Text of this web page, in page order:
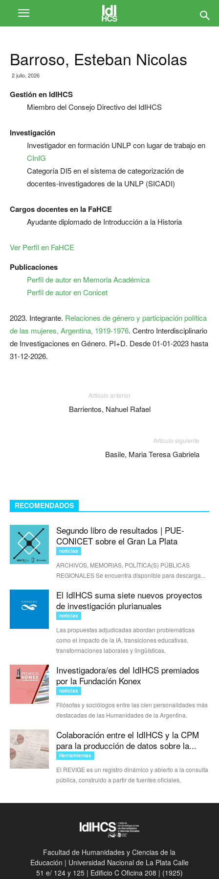
Barroso, Esteban Nicolas
2 julio, 2026
Gestión en IdIHCS
Miembro del Consejo Directivo del IdIHCS
Investigación
Investigador en formación UNLP con lugar de trabajo en
CInIG
Categoría DI5 en el sistema de categorización de
docentes-investigadores de la UNLP (SICADI)
Cargos docentes en la FaHCE
Ayudante diplomado de Introducción a la Historia
Ver Perfil en FaHCE
Publicaciones
Perfil de autor en Memoria Académica
Perfil de autor en Conicet
2023. Integrante. Relaciones de género y participación política
de las mujeres, Argentina, 1919-1976. Centro Interdisciplinario
de Investigaciones en Género. PI+D. Desde 01-01-2023 hasta
31-12-2026.
Artículo anterior
Barrientos, Nahuel Rafael
Artículo siguiente
Basile, Maria Teresa Gabriela
RECOMENDADOS
Segundo libro de resultados | PUE-
CONICET sobre el Gran La Plata
noticias
ARCHIVOS, MEMORIAS, POLÍTICA(S) PÚBLICAS
REGIONALES Se encuentra disponible para descarga...
El IdIHCS suma siete nuevos proyectos
de investigación plurianuales
noticias
Las propuestas adjudicadas abordan problemáticas
como el impacto de la IA, transiciones educativas,
transformaciones laborales y lingüísticas.
Investigadora/es del IdIHCS premiados
por la Fundación Konex
noticias
Filósofas y sociólogos entre las cien personalidades más
destacadas de las Humanidades de la Argentina.
Colaboración entre el IdIHCS y la CPM
para la producción de datos sobre la...
Herramientas
El REVIGE es un registro dinámico y abierto a la consulta
pública, construido a partir de fuentes oficiales,
Facultad de Humanidades y Ciencias de la
Educación | Universidad Nacional de La Plata Calle
51 e/ 124 y 125 | Edificio C Oficina 208 | (1925)